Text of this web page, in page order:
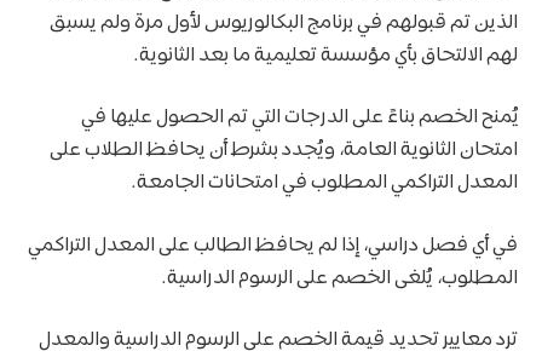
الذين تم قبولهم في برنامج البكالوريوس لأول مرة ولم يسبق
لهم الالتحاق بأي مؤسسة تعليمية ما بعد الثانوية.
يُمنح الخصم بناءً على الدرجات التي تم الحصول عليها في
امتحان الثانوية العامة، ويُجدد بشرط أن يحافظ الطلاب على
المعدل التراكمي المطلوب في امتحانات الجامعة.
في أي فصل دراسي، إذا لم يحافظ الطالب على المعدل التراكمي
المطلوب، يُلغى الخصم على الرسوم الدراسية.
ترد معايير تحديد قيمة الخصم على الرسوم الدراسية والمعدل